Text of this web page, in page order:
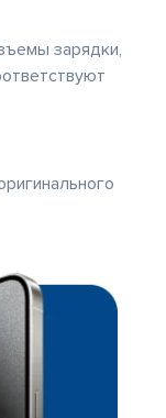
зарядки,